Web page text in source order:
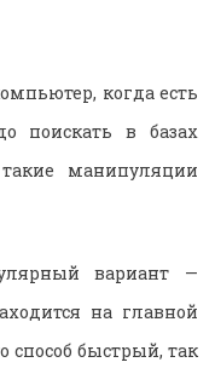
когда есть
поискать в базах
манипуляции
вариант —
на главной
способ быстрый, так